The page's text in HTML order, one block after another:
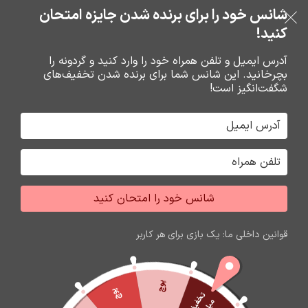
عبور به ناوبری
رفتن به محتوای اصلی
0 ریال
خانه گارد و محافظ صفحه گوشي محافظ صفحه گوشي
فروشگاه نوین تراشه گنجی
پوچ
پوچ
شانس خود را برای برنده شدن جایزه امتحان
کنید!
آدرس ایمیل و تلفن همراه خود را وارد کنید و گردونه را
بچرخانید. این شانس شما برای برنده شدن تخفیف‌های
شگفت‌انگیز است!
شانس خود را امتحان کنید
قوانین داخلی ما: یک بازی برای هر کاربر